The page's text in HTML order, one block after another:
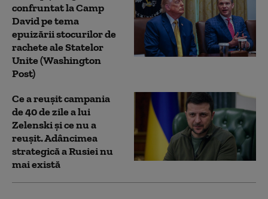
confruntat la Camp
David pe tema
epuizării stocurilor de
rachete ale Statelor
Unite (Washington
Post)
Ce a reușit campania
de 40 de zile a lui
Zelenski și ce nu a
reușit. Adâncimea
strategică a Rusiei nu
mai există